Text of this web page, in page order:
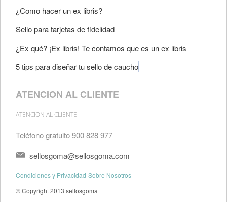
ATENCION AL CLIENTE
ATENCION AL CLIENTE
Teléfono gratuito 900 828 977
sellosgoma@sellosgoma.com
Condiciones y Privacidad Sobre Nosotros
© Copyright 2013 sellosgoma
¿Como hacer un ex libris?
Sello para tarjetas de fidelidad
¿Ex qué? ¡Ex libris! Te contamos que es un ex libris
5 tips para diseñar tu sello de caucho